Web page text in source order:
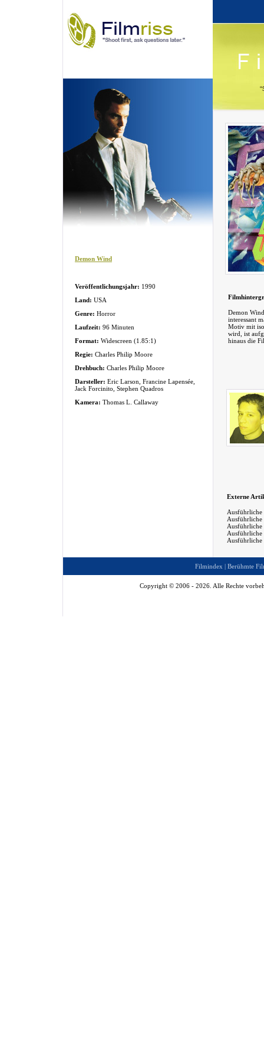
Demon
interessant
Motiv mit
wird, ist
hinaus die
Externe
Ausführliche
Ausführliche
Ausführliche
Ausführliche
Ausführliche
Demon Wind
Veröffentlichungsjahr: 1990
Land: USA
Genre: Horror
Laufzeit: 96 Minuten
Format: Widescreen (1.85:1)
Regie: Charles Philip Moore
Drehbuch: Charles Philip Moore
Darsteller: Eric Larson, Francine Lapensée,
Jack Forcinito, Stephen Quadros
Kamera: Thomas L. Callaway
Filmindex | Berühmte
Copyright © 2006 - 2026. Alle Rechte